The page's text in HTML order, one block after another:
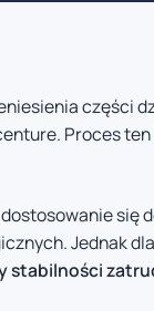
części
Proces
się
Jednak
stabilności